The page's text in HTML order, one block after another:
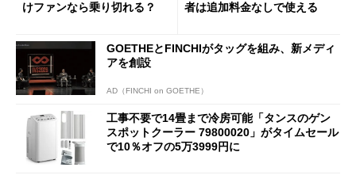
けファンなら乗り切れる？
者は追加料金なしで使える
GOETHEとFINCHIがタッグを組み、新メディ
アを創設
AD（FINCHI on GOETHE）
工事不要で14畳まで冷房可能「タンスのゲン
スポットクーラー 79800020」がタイムセール
で10％オフの5万3999円に